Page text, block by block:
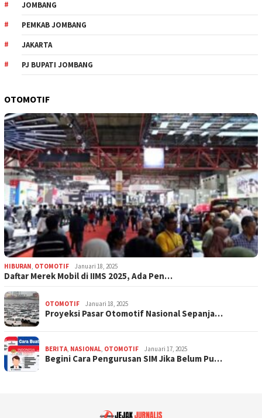
JOMBANG
PEMKAB JOMBANG
JAKARTA
PJ BUPATI JOMBANG
OTOMOTIF
HIBURAN, OTOMOTIF Januari 18, 2025
Daftar Merek Mobil di IIMS 2025, Ada Pen…
OTOMOTIF Januari 18, 2025
Proyeksi Pasar Otomotif Nasional Sepanja…
BERITA, NASIONAL, OTOMOTIF Januari 17, 2025
Begini Cara Pengurusan SIM Jika Belum Pu…